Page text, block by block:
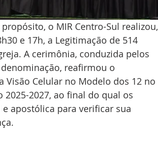
o MIR Centro-Sul realizou,
e 17h, a Legitimação de 514
A cerimônia, conduzida pelos
reafirmou o
Celular no Modelo dos 12 no
2027, ao final do qual os
apostólica para verificar sua